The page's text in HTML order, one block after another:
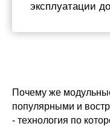
эксплуатации
Почему же
популярными и
- технология по
через 3
вашем